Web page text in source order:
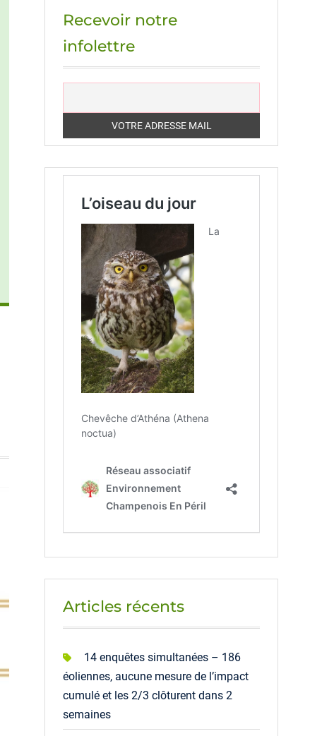
Recevoir notre
infolettre
Articles récents
14 enquêtes simultanées – 186
éoliennes, aucune mesure de l’impact
cumulé et les 2/3 clôturent dans 2
semaines